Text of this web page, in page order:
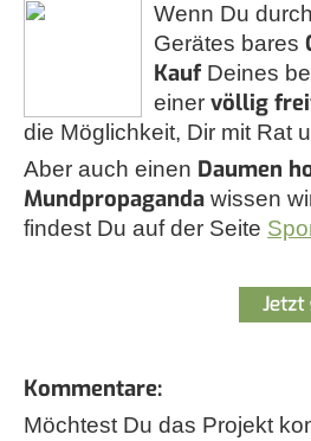
Wenn Du
Gerätes bares
Kauf Deines
einer völlig
die Möglichkeit, Dir mit Rat
Aber auch einen Daumen
Mundpropaganda wissen
findest Du auf der Seite
Kommentare:
Möchtest Du das Projekt